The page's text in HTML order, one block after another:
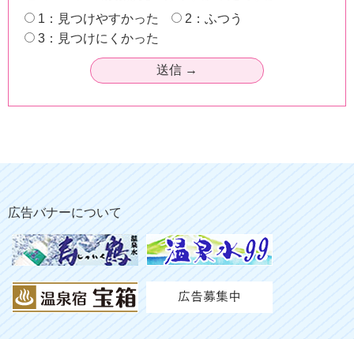
1：見つけやすかった
2：ふつう
3：見つけにくかった
広告バナーについて